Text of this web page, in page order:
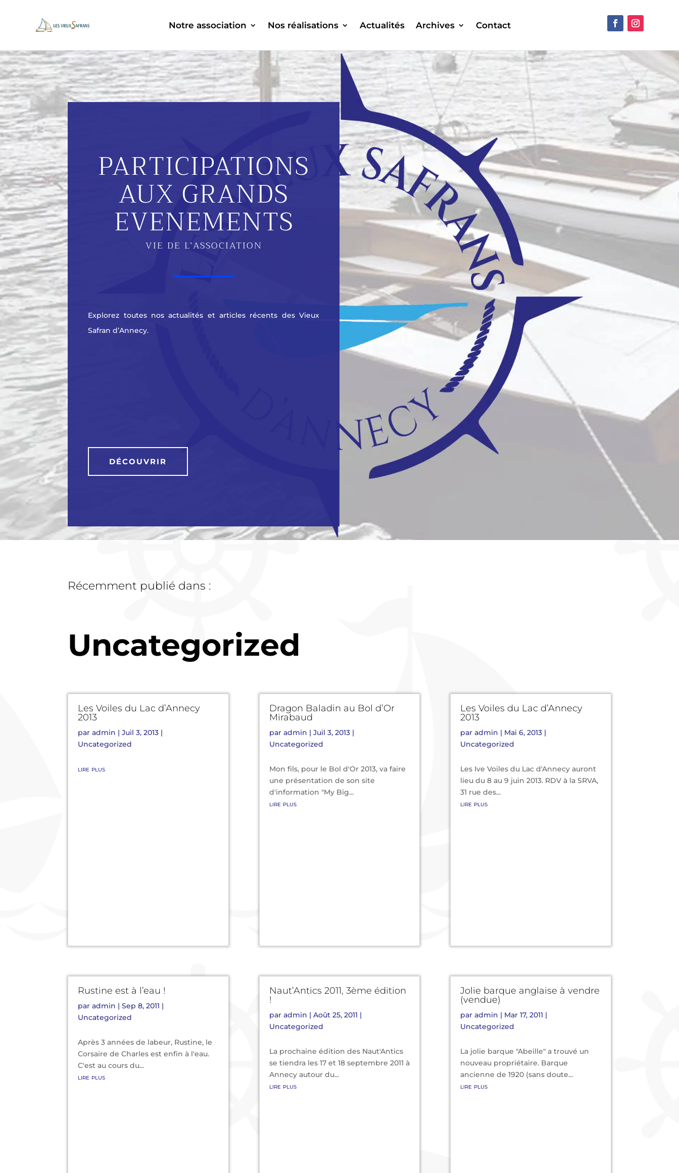
Notre association Nos réalisations Actualités Archives Contact
PARTICIPATIONS
AUX GRANDS
EVENEMENTS
VIE DE L’ASSOCIATION
Explorez toutes nos actualités et articles récents des Vieux
Safran d’Annecy.
DÉCOUVRIR
Récemment publié dans :
Uncategorized
Les Voiles du Lac d’Annecy
2013
paradmin |Juil 3, 2013 |
Uncategorized
lire plus
Rustine est à l’eau !
paradmin |Sep 8, 2011 |
Uncategorized
Après 3 années de labeur, Rustine, le
Corsaire de Charles est enfin à l'eau.
C'est au cours du...
lire plus
Dragon Baladin au Bol d’Or
Mirabaud
par admin | Juil 3, 2013|
Uncategorized
Mon fils, pour le Bol d'Or 2013, va faire
une présentation de son site
d'information "My Big...
lire plus
Naut’Antics 2011, 3ème édition
!
par admin | Août 25, 2011 |
Uncategorized
La prochaine édition des Naut'Antics
se tiendra les 17 et 18 septembre 2011 à
Annecy autour du...
lire plus
Les Voiles du Lac d’Annecy
2013
par admin | Mai 6, 2013|
Uncategorized
Les Ive Voiles du Lac d'Annecy auront
lieu du 8 au 9 juin 2013. RDV à la SRVA,
31 rue des...
lire plus
Jolie barque anglaise à vendre
(vendue)
par admin | Mar 17, 2011 |
Uncategorized
La jolie barque "Abeille" a trouvé un
nouveau propriétaire. Barque
ancienne de 1920 (sans doute...
lire plus